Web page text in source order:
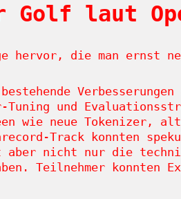
Golf laut
hervor, die man ernst
Tuning und
wie neue Tokenizer,
Track konnten
aber nicht nur die
Teilnehmer konnten